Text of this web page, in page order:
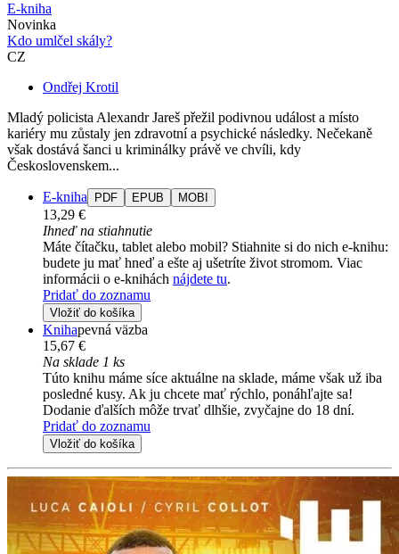
E-kniha
Novinka
Kdo umlčel skály?
CZ
Ondřej Krotil
Mladý policista Alexandr Jareš přežil podivnou událost a místo
kariéry mu zůstaly jen zdravotní a psychické následky. Nečekaně
však dostává šanci u kriminálky právě ve chvíli, kdy
Československem...
E-kniha PDF EPUB MOBI
13,29 €
Ihneď na stiahnutie
Máte čítačku, tablet alebo mobil? Stiahnite si do nich e-knihu:
budete ju mať hneď a ešte aj ušetríte život stromom. Viac
informácii o e-knihách nájdete tu.
Pridať do zoznamu
Vložiť do košíka
Knihapevná väzba
15,67 €
Na sklade 1 ks
Túto knihu máme síce aktuálne na sklade, máme však už iba
posledné kusy. Ak ju chcete mať rýchlo, ponáhľajte sa!
Dodanie ďalších môže trvať dlhšie, zvyčajne do 18 dní.
Pridať do zoznamu
Vložiť do košíka